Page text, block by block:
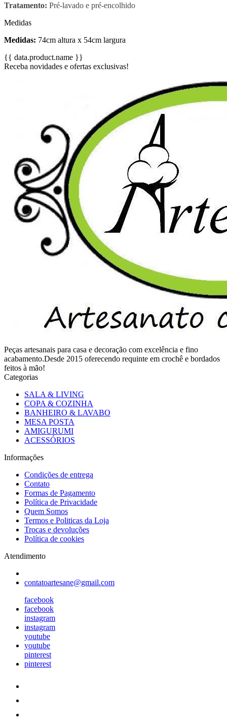
Tratamento: Pré-lavado e pré-encolhido
Medidas
Medidas: 74cm altura x 54cm largura
{{ data.product.name }}
Receba novidades e ofertas exclusivas!
Peças artesanais para casa e decoração com excelência e fino
acabamento.Desde 2015 oferecendo requinte em crochê e bordados
feitos à mão!
Categorias
SALA & LIVING
COPA & COZINHA
BANHEIRO & LAVABO
MESA POSTA
AMIGURUMI
ACESSÓRIOS
Informações
Condições de entrega
Contato
Formas de Pagamento
Política de Privacidade
Quem Somos
Termos e Politicas da Loja
Trocas e devoluções
Política de cookies
Atendimento
contatoartesane@gmail.com
facebook
facebook
instagram
instagram
youtube
youtube
pinterest
pinterest